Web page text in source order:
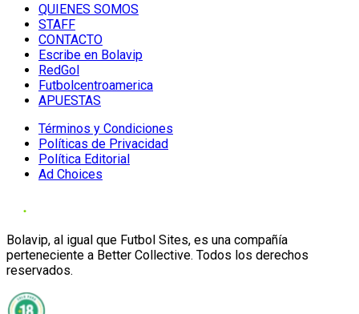
QUIENES SOMOS
STAFF
CONTACTO
Escribe en Bolavip
RedGol
Futbolcentroamerica
APUESTAS
Términos y Condiciones
Políticas de Privacidad
Política Editorial
Ad Choices
Bolavip, al igual que Futbol Sites, es una compañía
perteneciente a Better Collective. Todos los derechos
reservados.